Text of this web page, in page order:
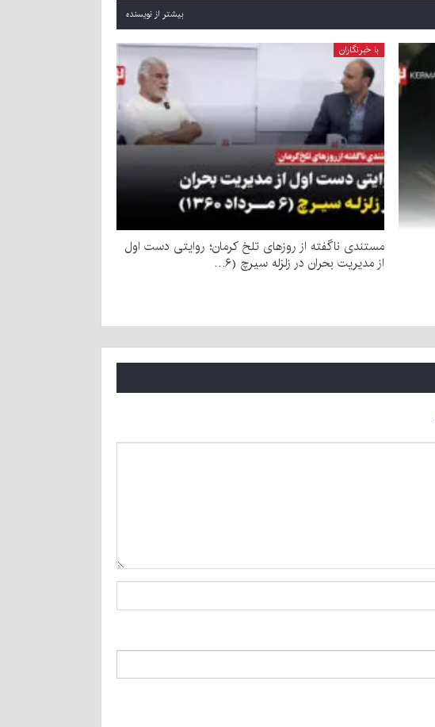
بیشتر از نویسنده
با خبرنگاران
مستندی ناگفته از روزهای تلخ کرمان؛ روایتی دست اول
از مدیریت بحران در زلزله سیرچ (۶…